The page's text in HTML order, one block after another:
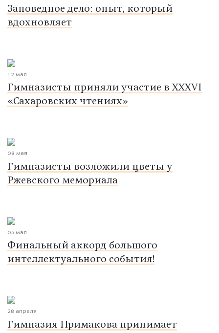
Заповедное дело: опыт, который
вдохновляет
12 мая
Гимназисты приняли участие в XXXVI
«Сахаровских чтениях»
08 мая
Гимназисты возложили цветы у
Ржевского мемориала
03 мая
Финальный аккорд большого
интеллектуального события!
28 апреля
Гимназия Примакова принимает